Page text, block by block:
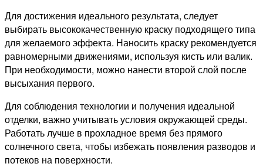
Для достижения идеального результата, следует
выбирать высококачественную краску подходящего типа
для желаемого эффекта. Наносить краску рекомендуется
равномерными движениями, используя кисть или валик.
При необходимости, можно нанести второй слой после
высыхания первого.
Для соблюдения технологии и получения идеальной
отделки, важно учитывать условия окружающей среды.
Работать лучше в прохладное время без прямого
солнечного света, чтобы избежать появления разводов и
потеков на поверхности.